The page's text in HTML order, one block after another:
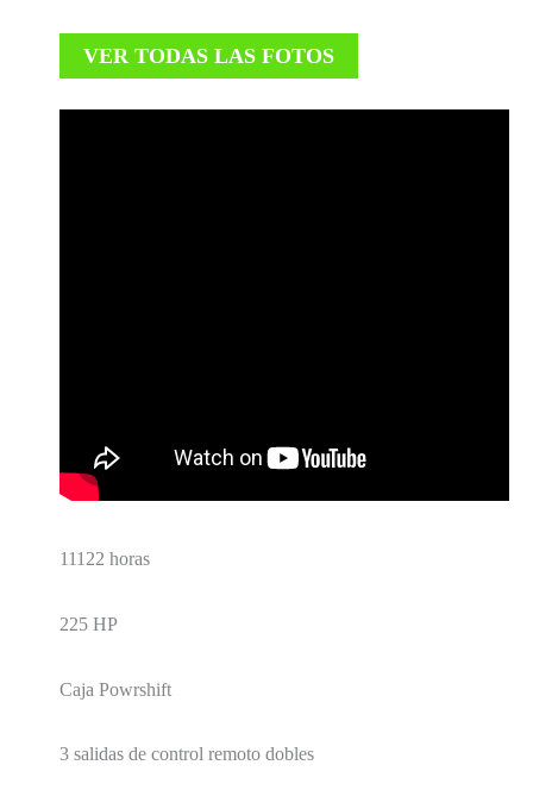
VER TODAS LAS FOTOS
11122 horas
225 HP
Caja Powrshift
3 salidas de control remoto dobles